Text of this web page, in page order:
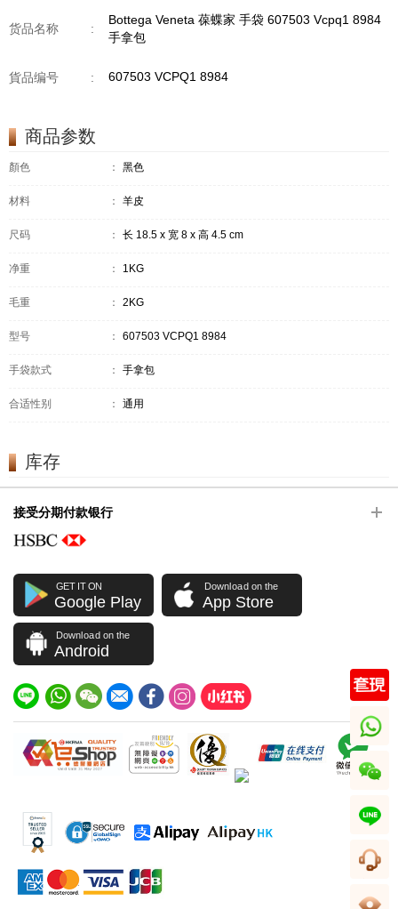
货品名称 :
Bottega Veneta 葆蝶家 手袋 607503 Vcpq1 8984
手拿包
貨品编号 : 607503 VCPQ1 8984
商品参数
顏色 ： 黑色
材料 ： 羊皮
尺码 ： 长 18.5 x 宽 8 x 高 4.5 cm
净重 ： 1KG
毛重 ： 2KG
型号 ： 607503 VCPQ1 8984
手袋款式 ： 手拿包
合适性别 ： 通用
库存
接受分期付款银行
GET IT ON
Google Play
Download on the
App Store
Download on the
Android